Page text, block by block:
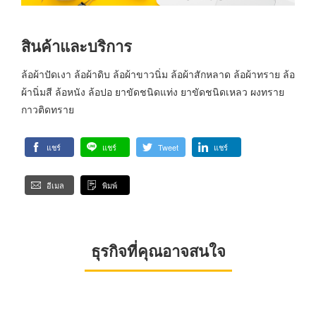
สินค้าและบริการ
ล้อผ้าปัดเงา ล้อผ้าดิบ ล้อผ้าขาวนิ่ม ล้อผ้าสักหลาด ล้อผ้าทราย ล้อ
ผ้านิ่มสี ล้อหนัง ล้อปอ ยาขัดชนิดแท่ง ยาขัดชนิดเหลว ผงทราย
กาวติดทราย
แชร์ แชร์ Tweet แชร์
อีเมล พิมพ์
ธุรกิจที่คุณอาจสนใจ